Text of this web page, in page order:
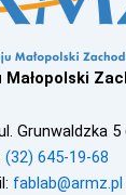
Grunwaldzka
(32) 645-19-68
fablab@armz.pl